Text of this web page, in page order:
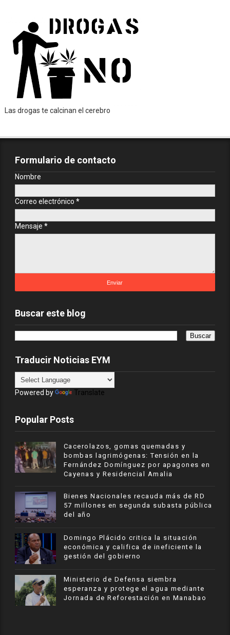
Las drogas te calcinan el cerebro
Formulario de contacto
Nombre
Correo electrónico *
Mensaje *
Buscar este blog
Traducir Noticias EYM
Powered by Translate
Popular Posts
Cacerolazos, gomas quemadas y
bombas lagrimógenas: Tensión en la
Fernández Domínguez por apagones en
Cayenas y Residencial Amalia
Bienes Nacionales recauda más de RD
57 millones en segunda subasta pública
del año
​Domingo Plácido critica la situación
económica y califica de ineficiente la
gestión del gobierno
Ministerio de Defensa siembra
esperanza y protege el agua mediante
Jornada de Reforestación en Manabao